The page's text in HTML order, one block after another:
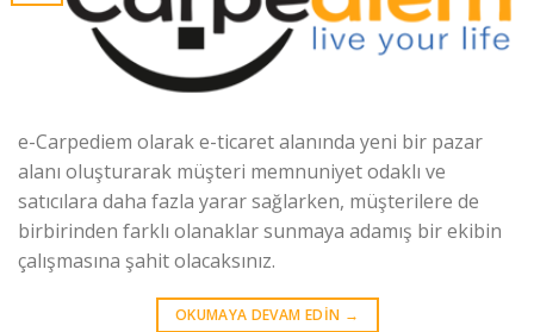
e-Carpediem olarak e-ticaret alanında yeni bir pazar
alanı oluşturarak müşteri memnuniyet odaklı ve
satıcılara daha fazla yarar sağlarken, müşterilere de
birbirinden farklı olanaklar sunmaya adamış bir ekibin
çalışmasına şahit olacaksınız.
OKUMAYA DEVAM EDIN →